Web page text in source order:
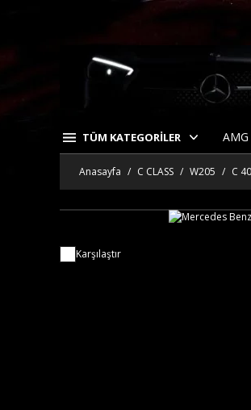
TÜM KATEGORİLER AMG
Anasayfa C CLASS W205 C
Karşılaştır